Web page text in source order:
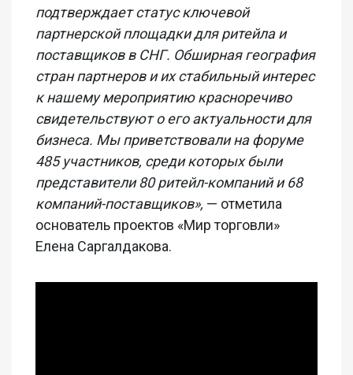
подтверждает статус ключевой
партнерской площадки для ритейла и
поставщиков в СНГ. Обширная география
стран партнеров и их стабильный интерес
к нашему мероприятию красноречиво
свидетельствуют о его актуальности для
бизнеса. Мы приветствовали на форуме
485 участников, среди которых были
представители 80 ритейл-компаний и 68
компаний-поставщиков», — отметила
основатель проектов «Мир торговли»
Елена Саргалдакова.